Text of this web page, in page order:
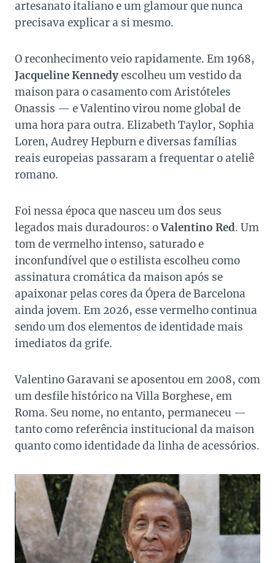
artesanato italiano e um glamour que nunca
precisava explicar a si mesmo.
O reconhecimento veio rapidamente. Em 1968,
Jacqueline Kennedyescolheu um vestido da
maison para o casamento com Aristóteles
Onassis — e Valentino virou nome global de
uma hora para outra. Elizabeth Taylor, Sophia
Loren, Audrey Hepburn e diversas famílias
reais europeias passaram a frequentar o ateliê
romano.
Foi nessa época que nasceu um dos seus
legados mais duradouros: oValentino Red. Um
tom de vermelho intenso, saturado e
inconfundível que o estilista escolheu como
assinatura cromática da maison após se
apaixonar pelas cores da Ópera de Barcelona
ainda jovem. Em 2026, esse vermelho continua
sendo um dos elementos de identidade mais
imediatos da grife.
Valentino Garavani se aposentou em 2008, com
um desfile histórico na Villa Borghese, em
Roma. Seu nome, no entanto, permaneceu —
tanto como referência institucional da maison
quanto como identidade da linha de acessórios.